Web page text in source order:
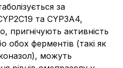
за
та CYP3A4,
пригнічують активність
обох ферментів (такі як
можуть